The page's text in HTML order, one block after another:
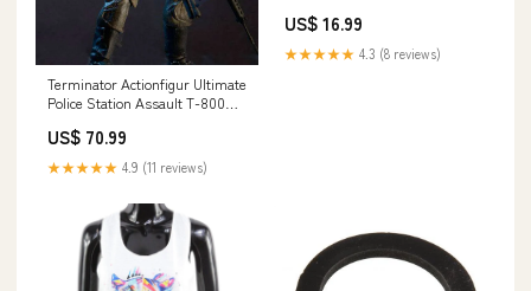
Terminator Actionfigur Ultimate
Police Station Assault T-800
2025-9-28-Ausgelistet
US$ 70.99
★★★★★ 4.9 (11 reviews)
Astro's Playroom
US$ 16.99
★★★★★ 4.3 (8 reviews)